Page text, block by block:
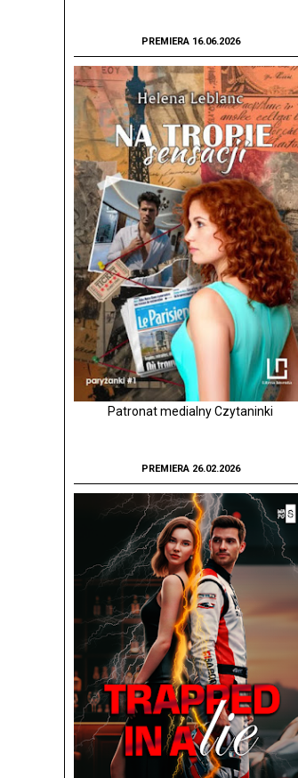
PREMIERA 16.06.2026
Patronat medialny Czytaninki
PREMIERA 26.02.2026